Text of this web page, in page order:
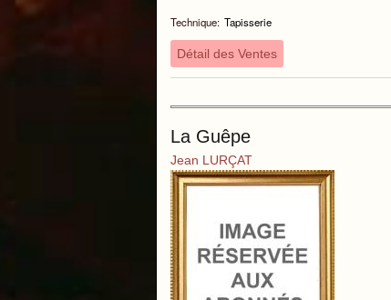
Technique: Tapisserie
Détail des Ventes
La Guêpe
Jean LURÇAT